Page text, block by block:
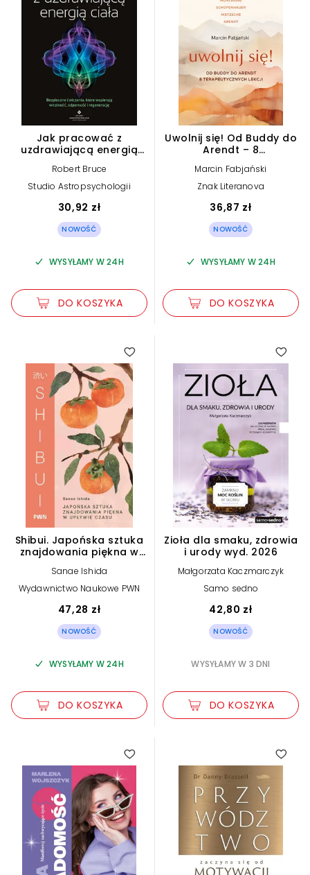
Jak pracować z
uzdrawiającą energią
Robert Bruce
Studio Astropsychologii
30,92 zł
NOWOŚĆ
WYSYŁAMY W 24H
DO KOSZYKA
Uwolnij się! Od Buddy do
Arendt – 8
terapeutycznych lekcji
Marcin Fabjański
Znak Literanova
36,87 zł
NOWOŚĆ
WYSYŁAMY W 24H
DO KOSZYKA
Shibui. Japońska sztuka
znajdowania piękna w
Sanae Ishida
Wydawnictwo Naukowe PWN
47,28 zł
NOWOŚĆ
WYSYŁAMY W 24H
DO KOSZYKA
Zioła dla smaku, zdrowia
i urody wyd. 2026
Małgorzata Kaczmarczyk
Samo sedno
42,80 zł
NOWOŚĆ
WYSYŁAMY W 3 DNI
DO KOSZYKA